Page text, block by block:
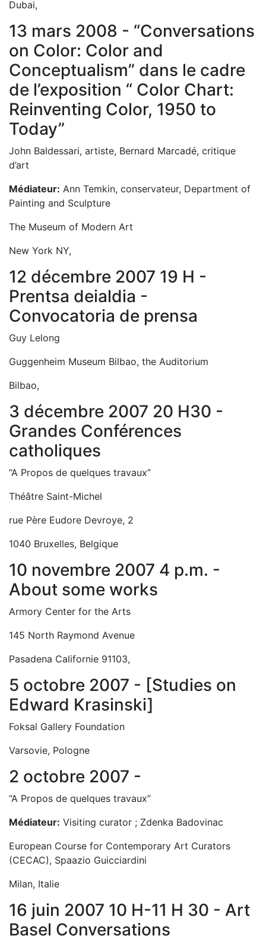
Dubai,
13 mars 2008 - “Conversations
on Color: Color and
Conceptualism” dans le cadre
de l’exposition “ Color Chart:
Reinventing Color, 1950 to
Today”
John Baldessari, artiste, Bernard Marcadé, critique
d’art
Médiateur: Ann Temkin, conservateur, Department of
Painting and Sculpture
The Museum of Modern Art
New York NY,
12 décembre 2007 19 H -
Prentsa deialdia -
Convocatoria de prensa
Guy Lelong
Guggenheim Museum Bilbao, the Auditorium
Bilbao,
3 décembre 2007 20 H30 -
Grandes Conférences
catholiques
“A Propos de quelques travaux”
Théâtre Saint-Michel
rue Père Eudore Devroye, 2
1040 Bruxelles, Belgique
10 novembre 2007 4 p.m. -
About some works
Armory Center for the Arts
145 North Raymond Avenue
Pasadena Californie 91103,
5 octobre 2007 - [Studies on
Edward Krasinski]
Foksal Gallery Foundation
Varsovie, Pologne
2 octobre 2007 -
“A Propos de quelques travaux”
Médiateur: Visiting curator ; Zdenka Badovinac
European Course for Contemporary Art Curators
(CECAC), Spaazio Guicciardini
Milan, Italie
16 juin 2007 10 H-11 H 30 - Art
Basel Conversations